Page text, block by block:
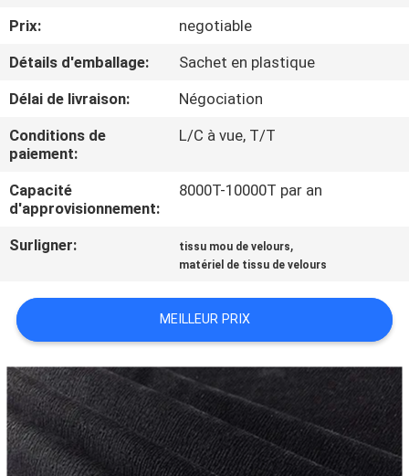
VISITE
D'USINE
CONTRÔLE
DE
QUALITÉ
CONTACTEZ-
NOUS
NOUVELLES
DEMANDEZ
UNE
CITATION
Prix:
negotiable
Détails d'emballage:
Sachet en plastique
Délai de livraison:
Négociation
Conditions de
paiement:
L/C à vue, T/T
Capacité
d'approvisionnement:
8000T-10000T par an
Surligner: tissu mou de velours,
matériel de tissu de velours
MEILLEUR PRIX